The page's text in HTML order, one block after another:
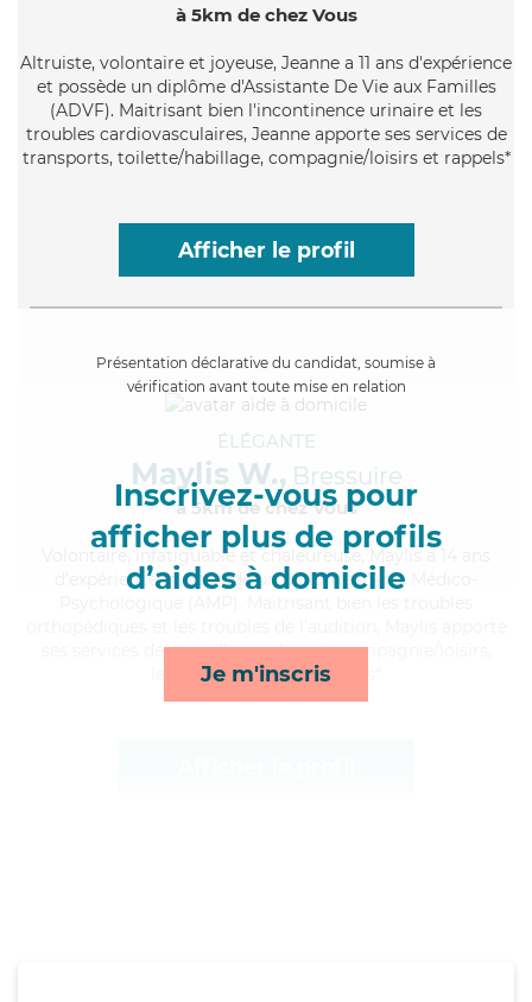
à 5km de chez Vous
Altruiste, volontaire et joyeuse, Jeanne a 11 ans d'expérience
et possède un diplôme d'Assistante De Vie aux Familles
(ADVF). Maitrisant bien l'incontinence urinaire et les
troubles cardiovasculaires, Jeanne apporte ses services de
transports, toilette/habillage, compagnie/loisirs et rappels*
Afficher le profil
Présentation déclarative du candidat, soumise à
vérification avant toute mise en relation
Inscrivez-vous pour
afficher plus de profils
d’aides à domicile
Je m'inscris
ÉLÉGANTE
Maylis W., Bressuire
à 5km de chez Vous
, infatiguable et chaleureuse, Maylis a 14 ans
d'expérience et possède un diplôme d'Aide Médico-
ses services de surveillance de nuit, compagnie/loisirs,
lever/coucher et transports*